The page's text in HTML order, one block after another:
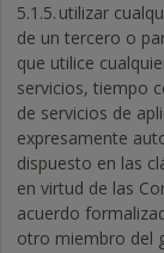
5.1.5. utilizar
de un tercero o
que utilice
servicios, tiempo
de servicios de
expresamente
dispuesto en las
en virtud de las
acuerdo
otro miembro del